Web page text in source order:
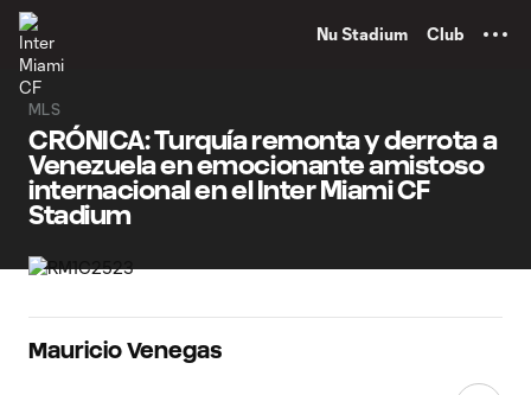
Nu Stadium Club
MLS
CRÓNICA: Turquía remonta y derrota a
Venezuela en emocionante amistoso
internacional en el Inter Miami CF
Stadium
Mauricio Venegas